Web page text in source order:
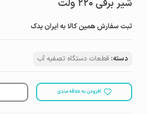
شیر برقی ۲۲۰ ولت
ثبت سفارش همین کالا به ایران یدک
دسته: قطعات دستگاه تصفیه آب
افزودن به علاقه مندی